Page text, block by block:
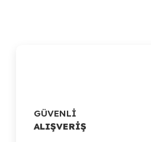
GÜVENLİ
ALIŞVERİŞ